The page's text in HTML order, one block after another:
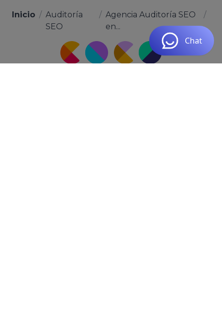
Inicio / Auditoría
SEO
/ Agencia Auditoría SEO
en...
/